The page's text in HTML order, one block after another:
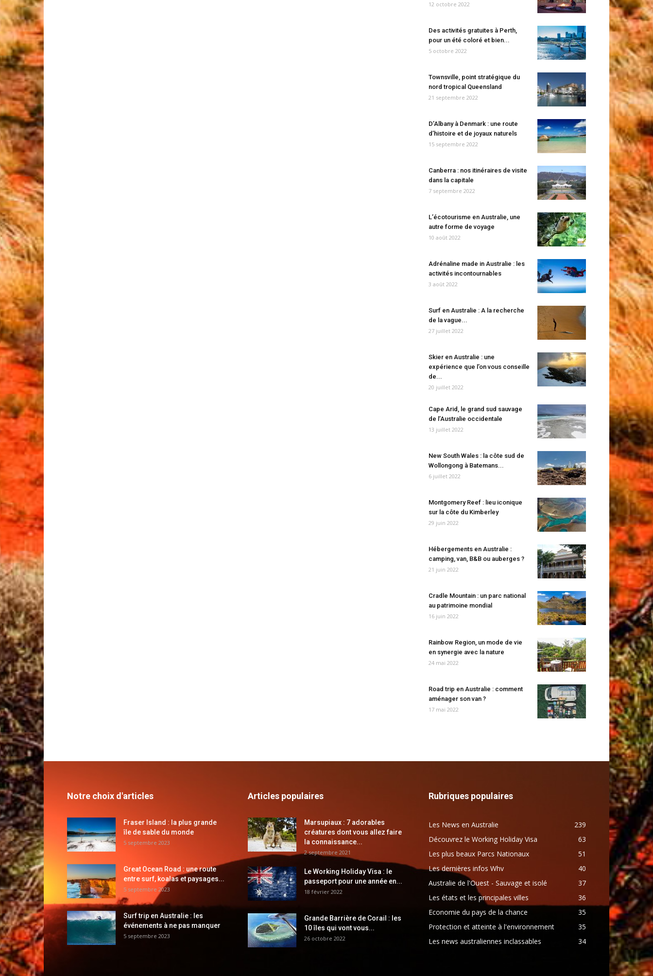
12 octobre 2022
Des activités gratuites à Perth,
pour un été coloré et bien...
5 octobre 2022
Townsville, point stratégique du
nord tropical Queensland
21 septembre 2022
D’Albany à Denmark : une route
d’histoire et de joyaux naturels
15 septembre 2022
Canberra : nos itinéraires de visite
dans la capitale
7 septembre 2022
L’écotourisme en Australie, une
autre forme de voyage
10 août 2022
Adrénaline made in Australie : les
activités incontournables
3 août 2022
Surf en Australie : A la recherche
de la vague...
27 juillet 2022
Skier en Australie : une
expérience que l’on vous conseille
de...
20 juillet 2022
Cape Arid, le grand sud sauvage
de l’Australie occidentale
13 juillet 2022
New South Wales : la côte sud de
Wollongong à Batemans...
6 juillet 2022
Montgomery Reef : lieu iconique
sur la côte du Kimberley
29 juin 2022
Hébergements en Australie :
camping, van, B&B ou auberges ?
21 juin 2022
Cradle Mountain : un parc national
au patrimoine mondial
16 juin 2022
Rainbow Region, un mode de vie
en synergie avec la nature
24 mai 2022
Road trip en Australie : comment
aménager son van ?
17 mai 2022
Notre choix d'articles
Fraser Island : la plus grande
île de sable du monde
5 septembre 2023
Great Ocean Road : une route
entre surf, koalas et paysages...
5 septembre 2023
Surf trip en Australie : les
événements à ne pas manquer
5 septembre 2023
Articles populaires
Marsupiaux : 7 adorables
créatures dont vous allez faire
la connaissance...
2 septembre 2021
Le Working Holiday Visa : le
passeport pour une année en...
18 février 2022
Grande Barrière de Corail : les
10 îles qui vont vous...
26 octobre 2022
Rubriques populaires
Les News en Australie
239
Découvrez le Working Holiday Visa
63
Les plus beaux Parcs Nationaux
51
Les dernières infos Whv
40
Australie de l'Ouest - Sauvage et isolé
37
Les états et les principales villes
36
Economie du pays de la chance
35
Protection et atteinte à l'environnement
35
Les news australiennes inclassables
34